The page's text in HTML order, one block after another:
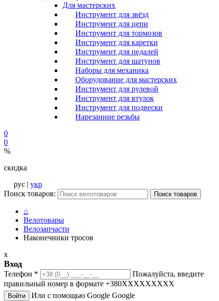
Для мастерских
Инструмент для звёзд
Инструмент для цепи
Инструмент для тормозов
Инструмент для каретки
Инструмент для педалей
Инструмент для шатунов
Наборы для механика
Оборудование для мастерских
Инструмент для рулевой
Инструмент для втулок
Инструмент для подвески
Нарезанние резьбы
0
0
%
скидка
рус | укр
Поиск товаров:
Поиск товаров
⌂
Велотовары
Велозапчасти
Наконечники тросов
x
Вход
Телефон *
Пожалуйста, введите
правильный номер в формате +380XXXXXXXXX
Войти Или с помощью Google Google